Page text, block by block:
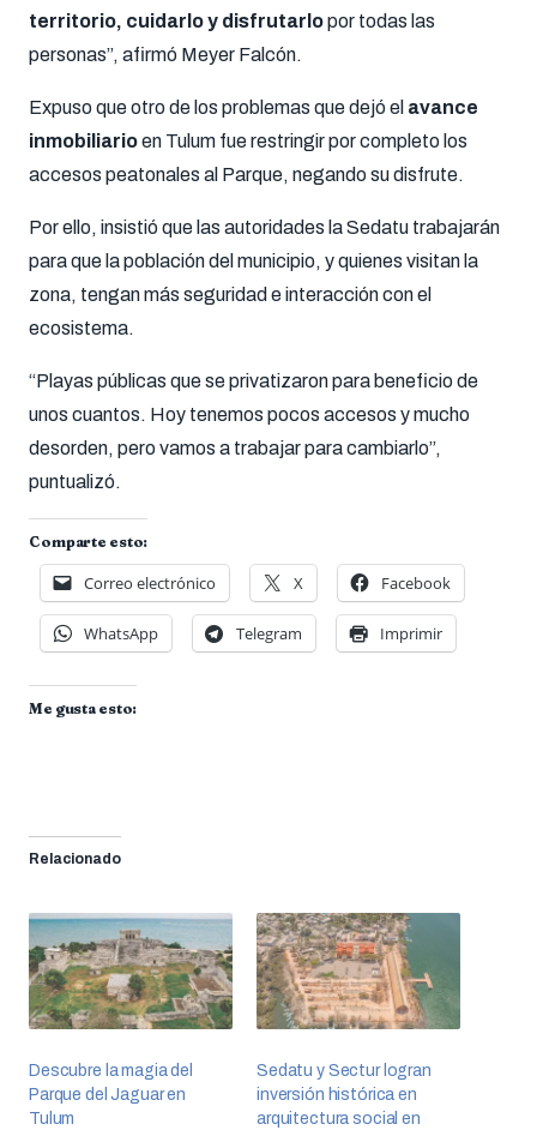
territorio, cuidarlo y disfrutarlopor todas las
personas”, afirmó Meyer Falcón.
Expuso que otro de los problemas que dejó el avance
inmobiliarioen Tulum fue restringir por completo los
accesos peatonales al Parque, negando su disfrute.
Por ello, insistió que las autoridades la Sedatu trabajarán
para que la población del municipio, y quienes visitan la
zona, tengan más seguridad e interacción con el
ecosistema.
“Playas públicas que se privatizaron para beneficio de
unos cuantos. Hoy tenemos pocos accesos y mucho
desorden, pero vamos a trabajar para cambiarlo”,
puntualizó.
Comparte esto:
Correo electrónico X Facebook
WhatsApp Telegram Imprimir
Me gusta esto:
Relacionado
Descubre la magia del
Parque del Jaguar en
Tulum
Sedatu y Sectur logran
inversión histórica en
arquitectura social en